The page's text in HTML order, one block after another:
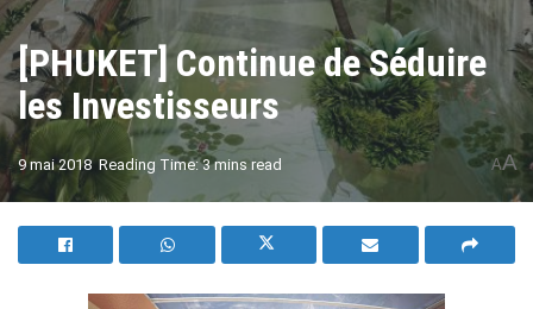
[PHUKET] Continue de Séduire
les Investisseurs
9 mai 2018 Reading Time: 3 mins read AA